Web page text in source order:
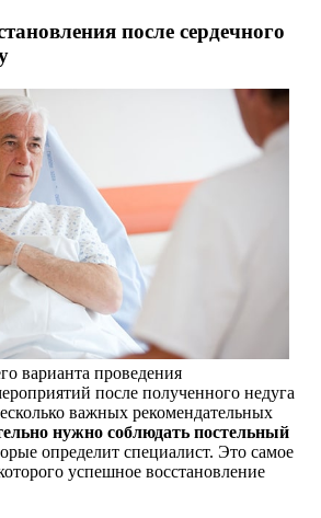
после сердечного
варианта проведения
после полученного недуга
важных рекомендательных
нужно соблюдать постельный
определит специалист. Это самое
успешное восстановление